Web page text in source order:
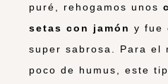
puré, rehogamos unos
setas con jamón y fue
super sabrosa. Para el
poco de humus, este